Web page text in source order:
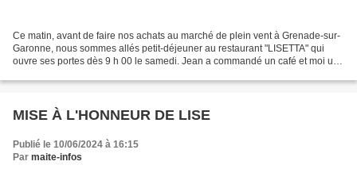
Ce matin, avant de faire nos achats au marché de plein vent à Grenade-sur-
Garonne, nous sommes allés petit-déjeuner au restaurant "LISETTA" qui
ouvre ses portes dès 9 h 00 le samedi. Jean a commandé un café et moi un
MISE À L'HONNEUR DE LISE
Publié le 10/06/2024 à 16:15
Par maite-infos